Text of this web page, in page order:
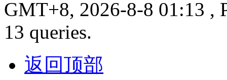
GMT+8, 2026-8-8 01:13 ,
13 queries.
返回顶部